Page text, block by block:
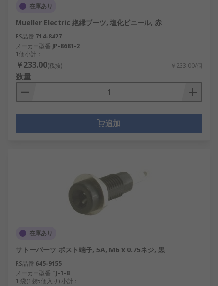
在庫あり
Mueller Electric 絶縁ブーツ, 塩化ビニール, 赤
RS品番 714-8427
メーカー型番 JP-8681-2
1個小計：
￥233.00(税抜) ￥233.00/個
数量
追加
在庫あり
サトーパーツ ポスト端子, 5A, M6 x 0.75ネジ, 黒
RS品番 645-9155
メーカー型番 TJ-1-B
1 袋(1袋5個入り) 小計：